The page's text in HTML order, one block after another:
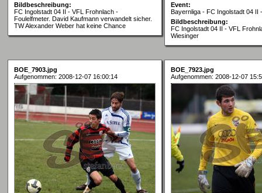
Bildbeschreibung:
FC Ingolstadt 04 II - VFL Frohnlach -
Foulelfmeter. David Kaufmann verwandelt sicher.
TW Alexander Weber hat keine Chance
Event:
Bayernliga - FC Ingolstadt 04 II
Bildbeschreibung:
FC Ingolstadt 04 II - VFL
Wiesinger
BOE_7903.jpg
Aufgenommen: 2008-12-07 16:00:14
BOE_7923.jpg
Aufgenommen: 2008-12-07